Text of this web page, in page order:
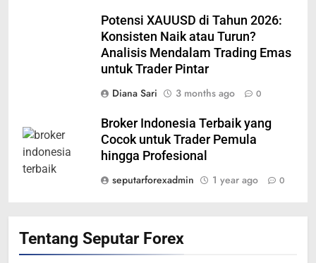
Potensi XAUUSD di Tahun 2026:
Konsisten Naik atau Turun?
Analisis Mendalam Trading Emas
untuk Trader Pintar
Diana Sari
3 months ago 0
Broker Indonesia Terbaik yang
Cocok untuk Trader Pemula
hingga Profesional
seputarforexadmin
1 year ago 0
Tentang Seputar Forex